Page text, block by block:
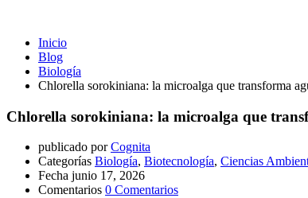
Inicio
Blog
Biología
Chlorella sorokiniana: la microalga que transforma
Chlorella sorokiniana: la microalga que
publicado por Cognita
Categorías Biología, Biotecnología, Ciencias
Fecha junio 17, 2026
Comentarios 0 Comentarios